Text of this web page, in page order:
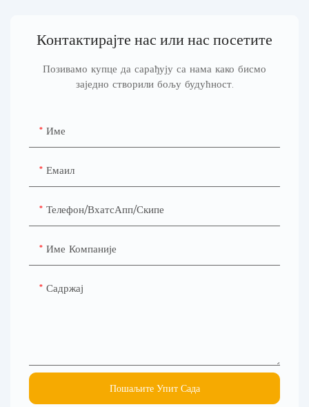
Контактирајте нас или нас посетите
Позивамо купце да сарађују са нама како бисмо
заједно створили бољу будућност.
Име
Емаил
Телефон/ВхатсАпп/Скипе
Име Компаније
Садржај
Пошаљите Упит Сада